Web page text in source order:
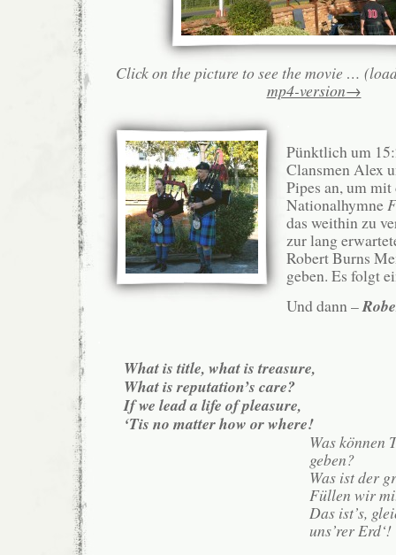
Click on the picture to see the movie …
mp4-version→
Pünktlich um
Clansmen Alex
Pipes an, um
Nationalhymne
das weithin zu
zur lang
Robert Burns
geben. Es folgt
Und dann –
What is title, what is treasure,
What is reputation’s care?
If we lead a life of pleasure,
‘Tis no matter how or where!
Was können
geben?
Was ist der
Füllen wir
Das ist’s,
uns’rer Erd‘!